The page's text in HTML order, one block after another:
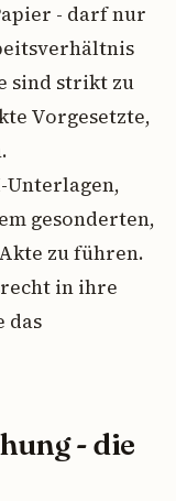
- darf nur
sind strikt zu
Vorgesetzte,
Unterlagen,
gesonderten,
zu führen.
in ihre
das
- die